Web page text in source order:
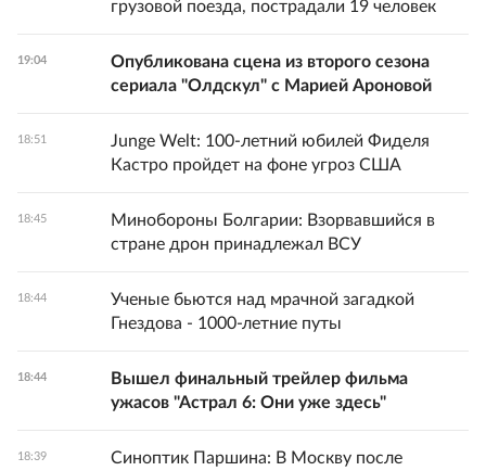
грузовой поезда, пострадали 19 человек
19:04
Опубликована сцена из второго сезона
сериала "Олдскул" с Марией Ароновой
18:51
Junge Welt: 100-летний юбилей Фиделя
Кастро пройдет на фоне угроз США
18:45
Минобороны Болгарии: Взорвавшийся в
стране дрон принадлежал ВСУ
18:44
Ученые бьются над мрачной загадкой
Гнездова - 1000-летние путы
18:44
Вышел финальный трейлер фильма
ужасов "Астрал 6: Они уже здесь"
18:39
Синоптик Паршина: В Москву после